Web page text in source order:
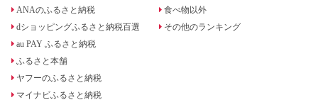
ANAのふるさと納税
dショッピングふるさと納税百選
au PAY ふるさと納税
ふるさと本舗
ヤフーのふるさと納税
マイナビふるさと納税
食べ物以外
その他のランキング